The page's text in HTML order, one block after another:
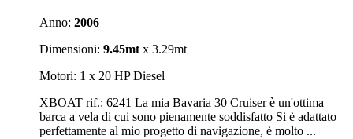
Anno: 2006
Dimensioni: 9.45mt x 3.29mt
Motori: 1 x 20 HP Diesel
XBOAT rif.: 6241 La mia Bavaria 30 Cruiser è un'ottima
barca a vela di cui sono pienamente soddisfatto Si è adattato
perfettamente al mio progetto di navigazione, è molto ...